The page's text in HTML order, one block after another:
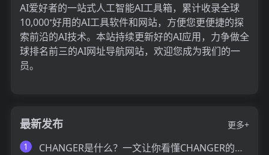
AI爱好者的一站式人工智能AI工具箱，累计收录全球
10,000⁺好用的AI工具软件和网站，方便您更便捷的探
索前沿的AI技术。本站持续更新好的AI应用，力争做全
球排名前三的AI网址导航网站，欢迎您成为我们的一
员。
最新发布
更多+
1
CHANGER是什么？一文让你看懂CHANGER的技术原理、主要功能、应用场景